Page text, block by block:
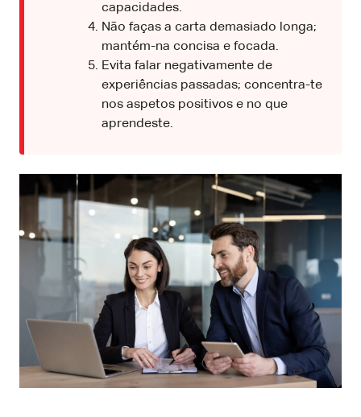
capacidades.
Não faças a carta demasiado longa;
mantém-na concisa e focada.
Evita falar negativamente de
experiências passadas; concentra-te
nos aspetos positivos e no que
aprendeste.